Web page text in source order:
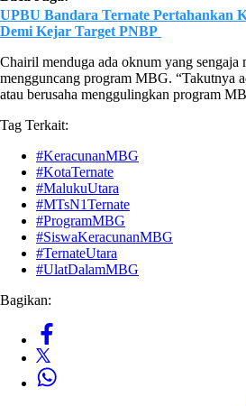
UPBU Bandara Ternate Pertahankan
Demi Kejar Target PNBP
Chairil menduga ada oknum yang sengaja
mengguncang program MBG. “Takutnya
atau berusaha menggulingkan program
Tag Terkait:
#KeracunanMBG
#KotaTernate
#MalukuUtara
#MTsN1Ternate
#ProgramMBG
#SiswaKeracunanMBG
#TernateUtara
#UlatDalamMBG
Bagikan: